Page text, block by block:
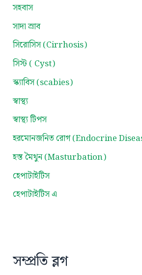
সহবাস
সাদা স্রাব
সিরোসিস (Cirrhosis)
সিস্ট ( Cyst)
স্ক্যাবিস (scabies)
স্বাস্থ্য
স্বাস্থ্য টিপস
হরমোনজনিত রোগ (Endocrine
হস্ত মৈথুন (Masturbation)
হেপাটাইটিস
হেপাটাইটিস এ
সম্প্রতি ব্লগ